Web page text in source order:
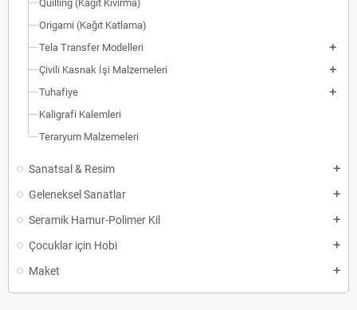
Quilling (Kağıt Kıvırma)
Origami (Kağıt Katlama)
Tela Transfer Modelleri
Çivili Kasnak İşi Malzemeleri
Tuhafiye
Kaligrafi Kalemleri
Teraryum Malzemeleri
Sanatsal & Resim
Geleneksel Sanatlar
Seramik Hamur-Polimer Kil
Çocuklar için Hobi
Maket